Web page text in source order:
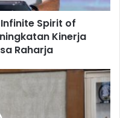
Spirit of
Kinerja
Raharja